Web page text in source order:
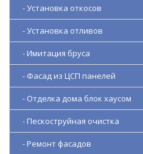
- Установка откосов
- Установка отливов
- Имитация бруса
- Фасад из ЦСП панелей
- Отделка дома блок хаусом
- Пескоструйная очистка
- Ремонт фасадов